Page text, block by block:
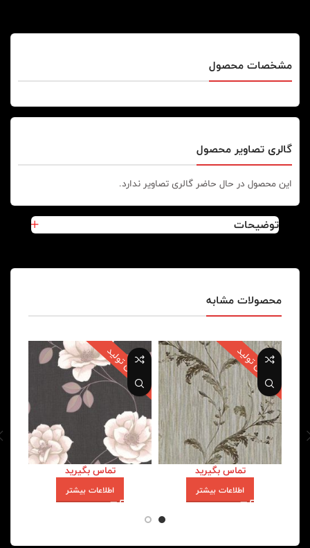
مشخصات محصول
گالری تصاویر محصول
این محصول در حال حاضر گالری تصاویر ندارد.
توضیحات
محصولات مشابه
پایان تولید
تماس بگیرید
اطلاعات بیشتر
پایان تولید
تماس بگیرید
اطلاعات بیشتر